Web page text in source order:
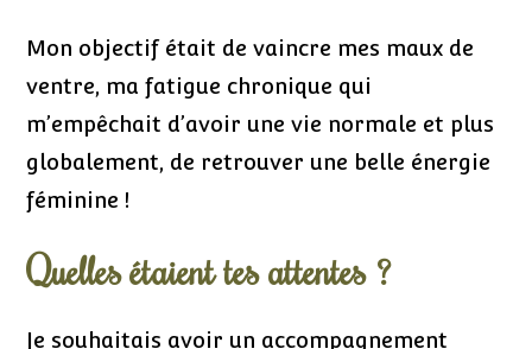
Mon objectif était de vaincre mes maux de
ventre, ma fatigue chronique qui
m’empêchait d’avoir une vie normale et plus
globalement, de retrouver une belle énergie
féminine !
Quelles étaient tes attentes ?
Je souhaitais avoir un accompagnement